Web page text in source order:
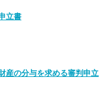
立書
産の分与を求める審判申立